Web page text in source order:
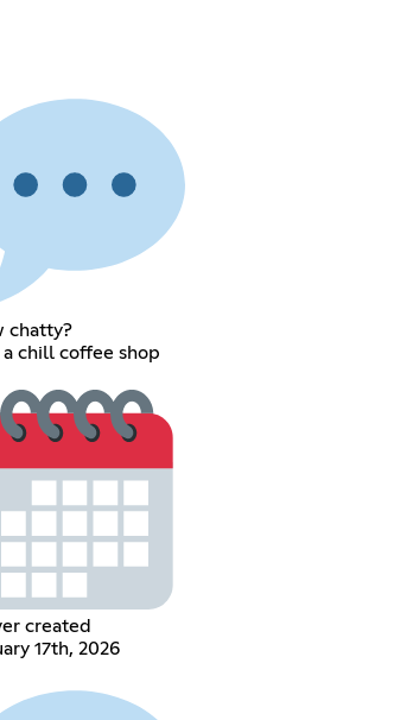
chatty?
a chill coffee shop
created
17th, 2026